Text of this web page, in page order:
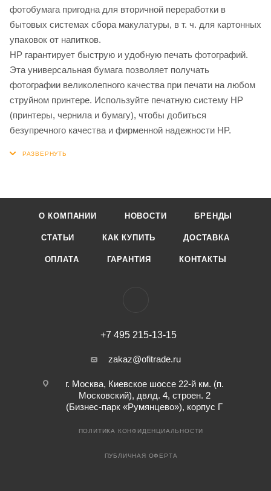
фотобумага пригодна для вторичной переработки в
бытовых системах сбора макулатуры, в т. ч. для картонных
упаковок от напитков.
HP гарантирует быструю и удобную печать фотографий.
Эта универсальная бумага позволяет получать
фотографии великолепного качества при печати на любом
струйном принтере. Используйте печатную систему HP
(принтеры, чернила и бумагу), чтобы добиться
безупречного качества и фирменной надежности HP.
О КОМПАНИИ НОВОСТИ БРЕНДЫ
СТАТЬИ КАК КУПИТЬ ДОСТАВКА
ОПЛАТА ГАРАНТИЯ КОНТАКТЫ
+7 495 215-13-15
zakaz@ofitrade.ru
г. Москва, Киевское шоссе 22-й км. (п.
Московский), двлд. 4, строен. 2
(Бизнес-парк «Румянцево»), корпус Г
ПОЛИТИКА КОНФИДЕНЦИАЛЬНОСТИ
ПУБЛИЧНАЯ ОФЕРТА